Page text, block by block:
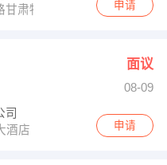
甘肃物产集团物流内申请
面议
08-09
司
酒店
申请